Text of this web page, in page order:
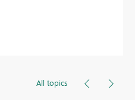
All topics